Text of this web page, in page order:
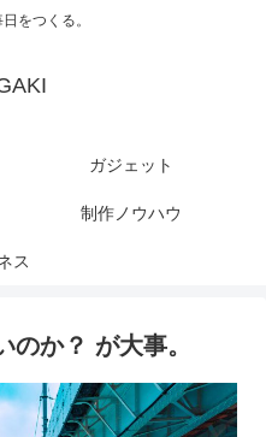
をつくる。
ガジェット
制作ノウハウ
ス
か？ が大事。